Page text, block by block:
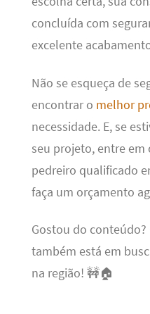
concluída com
excelente
Não se esqueça de
encontrar o melhor
necessidade. E, se
seu projeto, entre
pedreiro qualificado
faça um orçamento
Gostou do
também está em
na região! 🚧🏠